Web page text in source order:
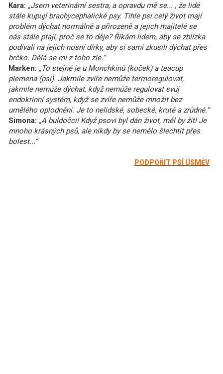
Kara: „Jsem veterinární sestra, a opravdu mě se... , že lidé
stále kupují brachycephalické psy. Tihle psi celý život mají
problém dýchat normálně a přirozeně a jejich majitelé se
nás stále ptají, proč se to děje? Říkám lidem, aby se zblízka
podívali na jejich nosní dírky, aby si sami zkusili dýchat přes
brčko. Dělá se mi z toho zle.“
Marken: „To stejné je u Monchkinů (koček) a teacup
plemena (psi). Jakmile zvíře nemůže termoregulovat,
jakmile nemůže dýchat, když nemůže regulovat svůj
endokrinní systém, když se zvíře nemůže množit bez
umělého oplodnění. Je to nelidské, sobecké, kruté a zrůdné.“
Simona: „A buldočci! Když psovi byl dán život, měl by žít! Je
mnoho krásných psů, ale nikdy by se nemělo šlechtit přes
bolest...“
PODPOŘIT PSÍ ÚSMĚV